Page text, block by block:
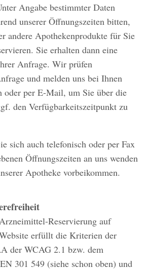
Angabe bestimmter Daten
unserer Öffnungszeiten bitten,
andere Apothekenprodukte für Sie
Sie erhalten dann eine
Anfrage. Wir prüfen
und melden uns bei Ihnen
oder per E-Mail, um Sie über die
den Verfügbarkeitszeitpunkt zu
sich auch telefonisch oder per Fax
Öffnungszeiten an uns wenden
Apotheke vorbeikommen.
Reservierung auf
erfüllt die Kriterien der
der WCAG 2.1 bzw. dem
301 549 (siehe schon oben) und